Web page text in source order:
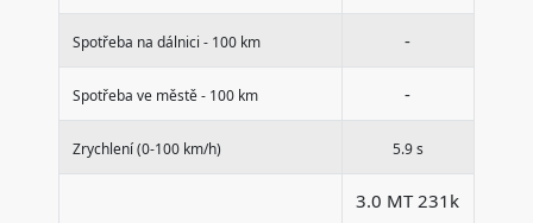
Spotřeba na dálnici - 100 km -
Spotřeba ve městě - 100 km -
Zrychlení (0-100 km/h) 5.9 s
3.0 MT 231k